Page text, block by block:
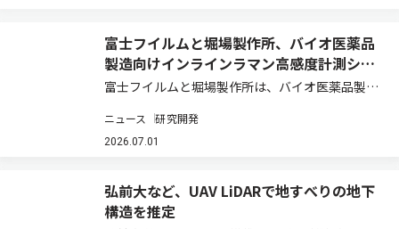
富士フイルムと堀場製作所、バイオ医薬品
製造向けインラインラマン高感度計測シス
テムを開発
富士フイルムと堀場製作所は、バイオ医薬品製造
分濃度を連続的にリアルタイムで可視化する「イ
ンラインラマン高感度計測システム」を共同開発
ニュース 研究開発
2026.07.01
弘前大など、UAV LiDARで地すべりの地下
構造を推定